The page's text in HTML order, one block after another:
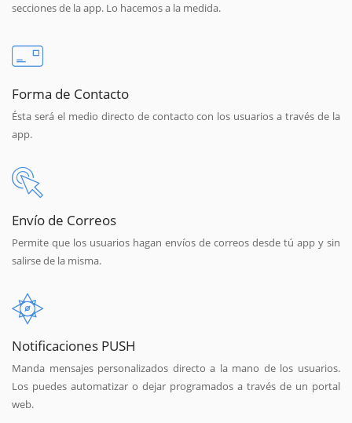
secciones de la app. Lo hacemos a la medida.
Forma de Contacto
Ésta será el medio directo de contacto con los usuarios a través de la
app.
Envío de Correos
Permite que los usuarios hagan envíos de correos desde tú app y sin
salirse de la misma.
Notificaciones PUSH
Manda mensajes personalizados directo a la mano de los usuarios.
Los puedes automatizar o dejar programados a través de un portal
web.